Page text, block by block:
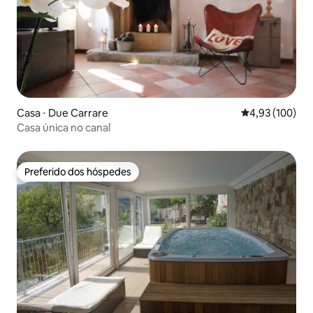
Casa ⋅ Due Carrare 4,93 de uma
4,93 (100)
Casa única no canal
Preferido dos hóspedes
Preferido dos hóspedes